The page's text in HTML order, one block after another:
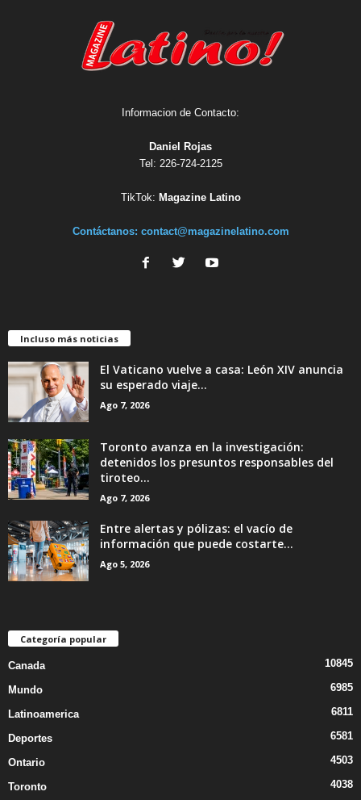
Informacion de Contacto:
Daniel Rojas
Tel: 226-724-2125
TikTok: Magazine Latino
Contáctanos: contact@magazinelatino.com
Incluso más noticias
El Vaticano vuelve a casa: León XIV anuncia
su esperado viaje...
Ago 7, 2026
Toronto avanza en la investigación:
detenidos los presuntos responsables del
tiroteo...
Ago 7, 2026
Entre alertas y pólizas: el vacío de
información que puede costarte...
Ago 5, 2026
Categoría popular
Canada 10845
Mundo 6985
Latinoamerica 6811
Deportes 6581
Ontario 4503
Toronto 4038